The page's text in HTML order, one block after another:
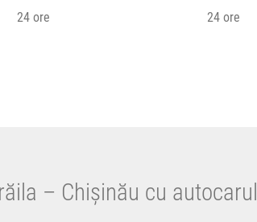
24 ore 24 ore
– Chișinău cu autocarul